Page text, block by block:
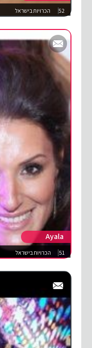
52 הכרויות בישראל
Ayala
51 הכרויות בישראל